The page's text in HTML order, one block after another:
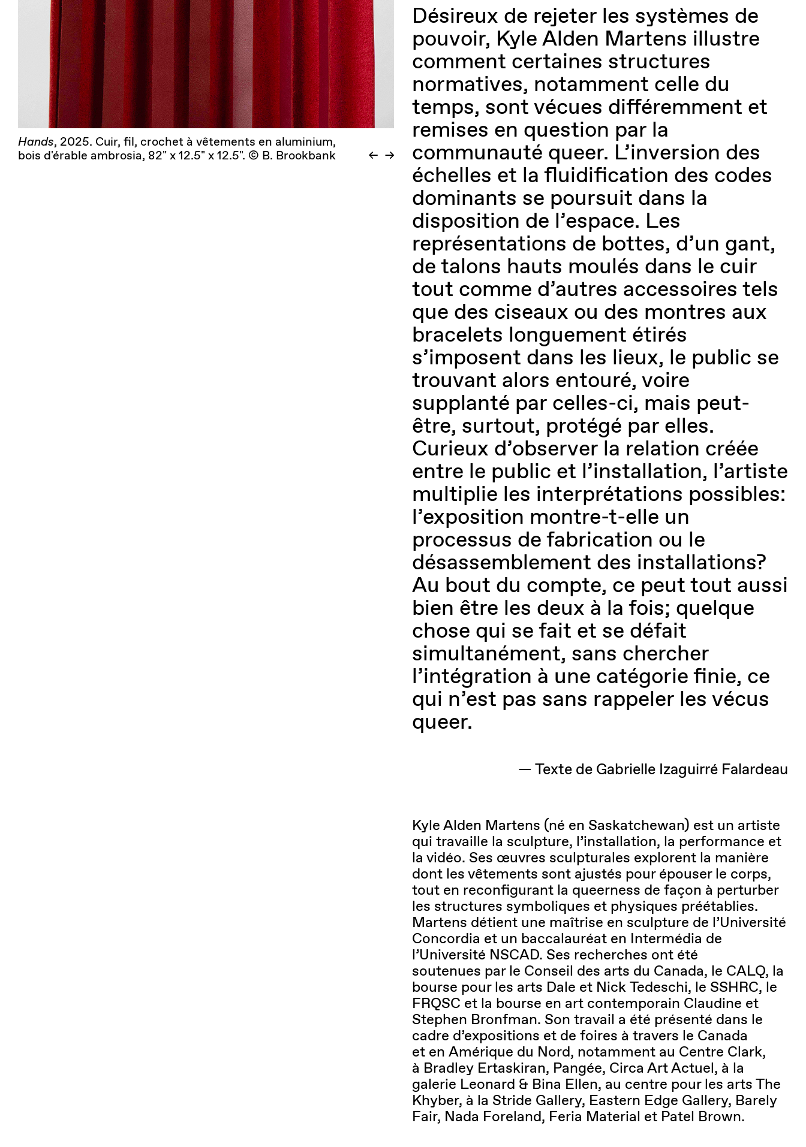
Hands, 2025. Cuir, fil, crochet à vêtements en aluminium,
bois d'érable ambrosia, 82" x 12.5" x 12.5". © B. Brookbank
Désireux de rejeter les systèmes de
pouvoir, Kyle Alden Martens illustre
comment certaines structures
normatives, notamment celle du
temps, sont vécues différemment et
remises en question par la
communauté queer. L’inversion des
échelles et la fluidification des codes
dominants se poursuit dans la
disposition de l’espace. Les
représentations de bottes, d’un gant,
de talons hauts moulés dans le cuir
tout comme d’autres accessoires tels
que des ciseaux ou des montres aux
bracelets longuement étirés
s’imposent dans les lieux, le public se
trouvant alors entouré, voire
supplanté par celles-ci, mais peut-
être, surtout, protégé par elles.
Curieux d’observer la relation créée
entre le public et l’installation, l’artiste
multiplie les interprétations possibles:
l’exposition montre-t-elle un
processus de fabrication ou le
désassemblement des installations?
Au bout du compte, ce peut tout aussi
bien être les deux à la fois; quelque
chose qui se fait et se défait
simultanément, sans chercher
l’intégration à une catégorie finie, ce
qui n’est pas sans rappeler les vécus
queer.
— Texte de Gabrielle Izaguirré Falardeau
Kyle Alden Martens (né en Saskatchewan) est un artiste
qui travaille la sculpture, l’installation, la performance et
la vidéo. Ses œuvres sculpturales explorent la manière
dont les vêtements sont ajustés pour épouser le corps,
tout en reconfigurant la queerness de façon à perturber
les structures symboliques et physiques préétablies.
Martens détient une maîtrise en sculpture de l’Université
Concordia et un baccalauréat en Intermédia de
l’Université NSCAD. Ses recherches ont été
soutenues par le Conseil des arts du Canada, le CALQ, la
bourse pour les arts Dale et Nick Tedeschi, le SSHRC, le
FRQSC et la bourse en art contemporain Claudine et
Stephen Bronfman. Son travail a été présenté dans le
cadre d’expositions et de foires à travers le Canada
et en Amérique du Nord, notamment au Centre Clark,
à Bradley Ertaskiran, Pangée, Circa Art Actuel, à la
galerie Leonard & Bina Ellen, au centre pour les arts The
Khyber, à la Stride Gallery, Eastern Edge Gallery, Barely
Fair, Nada Foreland, Feria Material et Patel Brown.